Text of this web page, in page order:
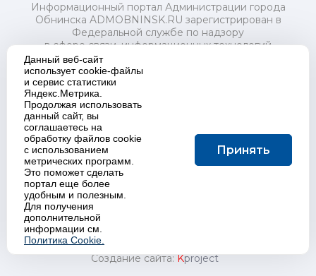
Информационный портал Администрации города
Обнинска ADMOBNINSK.RU зарегистрирован в
Федеральной службе по надзору
в сфере связи, информационных технологий
и массовых коммуникаций (Роскомнадзор) 24 июля
2018 года.
Свидетельство о регистрации Эл № ФС77-73321
Учредитель: Администрация (исполнительно-
распорядительный орган) городского округа "Город
Обнинск". Главный редактор: Байкова Е.А.
Адрес электронной почты Редакции:
redactor@admobninsk.ru
Телефон Редакции: +7 (484) 395-85-85
Настоящий ресурс содержит материалы 18+
Политика в отношении обработки персональных
Создание сайта: Kproject
Данный веб-сайт
использует cookie-файлы
и сервис статистики
Яндекс.Метрика.
Продолжая использовать
данный сайт, вы
соглашаетесь на
обработку файлов cookie
с использованием
метрических программ.
Это поможет сделать
портал еще более
удобным и полезным.
Для получения
дополнительной
информации см.
Политика Cookie.
Принять